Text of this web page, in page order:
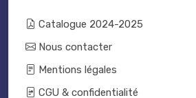
Catalogue 2024-2025
Nous contacter
Mentions légales
CGU & confidentialité